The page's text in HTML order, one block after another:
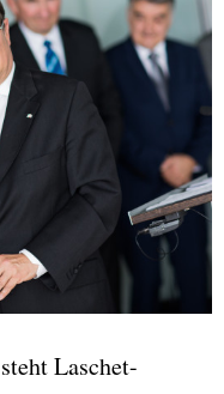
Laschet-